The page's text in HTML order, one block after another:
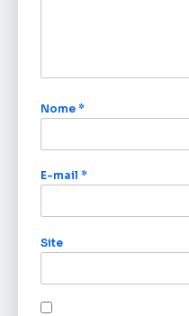
Nome *
E-mail *
Site